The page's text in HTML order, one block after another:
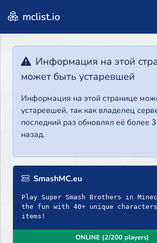
mclist.io
Информация на этой
может быть устаревшей
Информация на этой странице
устаревшей, так как владелец
последний раз обновлял её более
назад.
SmashMC.eu
Play Super Smash Brothers in
the fun with 40+ unique
items!
ONLINE (2/200 players)